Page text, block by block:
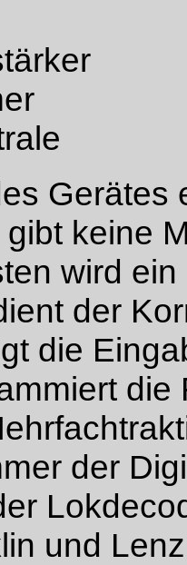
Gerätes
keine
wird
der
die
die
der
und